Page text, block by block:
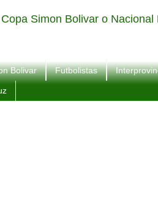
Simon Bolivar o
Bolivar Futbolistas